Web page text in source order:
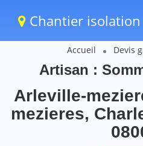
Chantier isolation
Accueil Devis
Artisan :
Arleville-
mezieres,